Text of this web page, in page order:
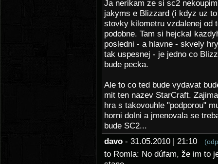
Ja nerikam ze si sc2
jakyms e Blizzard (i kdyz uz
stovky kilometru vzdalenej od
podobne. Tam si hejckal
posledni - a hlavne - skvely
tak uspesnej - je jedno co
bude pecka.
Ale to co ted bude vydavat
mit ten nazev StarCraft.
hra s takovouhle "podporou"
horni dolni a jmenovala se
bude SC2...
davo - 31.05.2010 | 21:10
to Romla: No dúfam, že im to